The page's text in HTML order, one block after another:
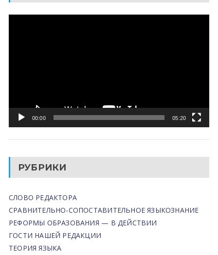
00:00 05:20
РУБРИКИ
СЛОВО РЕДАКТОРА
СРАВНИТЕЛЬНО-СОПОСТАВИТЕЛЬНОЕ ЯЗЫКОЗНАНИЕ
РЕФОРМЫ ОБРАЗОВАНИЯ — В ДЕЙСТВИИ
ГОСТИ НАШЕЙ РЕДАКЦИИ
ТЕОРИЯ ЯЗЫКА